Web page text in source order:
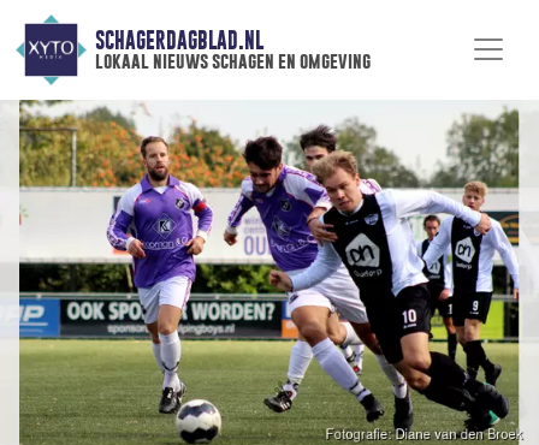
SCHAGERDAGBLAD.NL
lokaal nieuws schagen en omgeving